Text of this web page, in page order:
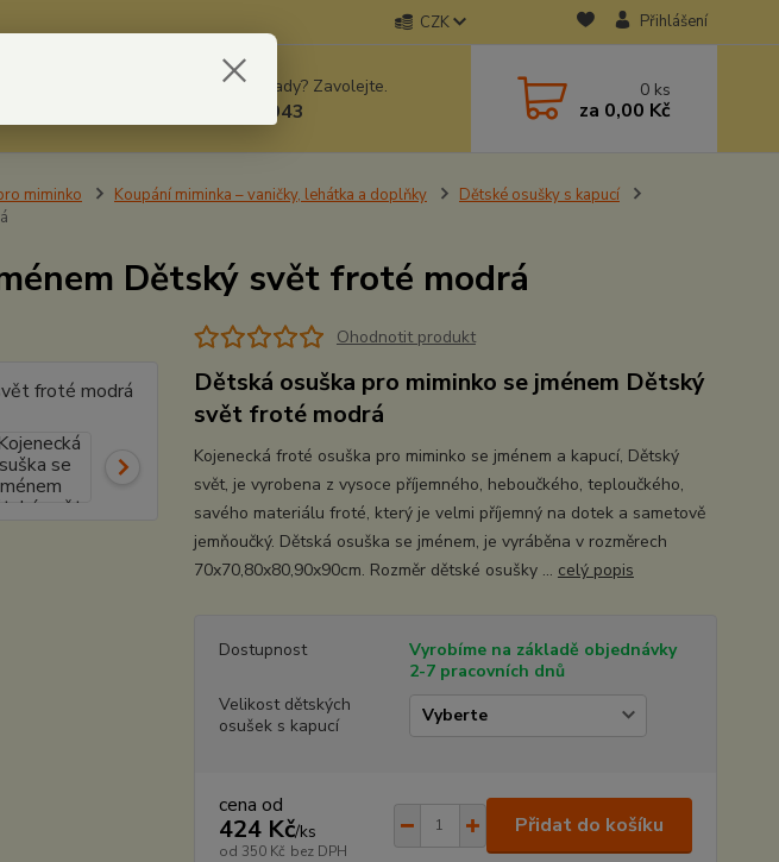
CZK Přihlášení
Nevíte si rady? Zavolejte.
604278943
0 ks
za 0,00 Kč
miminko Koupání miminka – vaničky, lehátka a doplňky
Dětské osušky s kapucí
Dětský svět froté modrá
Ohodnotit produkt
Dětská osuška pro miminko se jménem Dětský
svět froté modrá
Kojenecká froté osuška pro miminko se jménem a kapucí, Dětský
svět, je vyrobena z vysoce příjemného, heboučkého, teploučkého,
savého materiálu froté, který je velmi příjemný na dotek a sametově
jemňoučký. Dětská osuška se jménem, je vyráběna v rozměrech
70x70,80x80,90x90cm. Rozměr dětské osušky ... celý popis
Dostupnost
Vyrobíme na základě objednávky
2-7 pracovních dnů
Velikost dětských
osušek s kapucí
cena od
424 Kč/ks
od 350 Kč bez DPH
Přidat do košíku